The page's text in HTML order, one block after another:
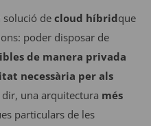
solució de cloud híbridque
poder disposar de
de manera privada
necessària per als
dir, una arquitectura més
particulars de les